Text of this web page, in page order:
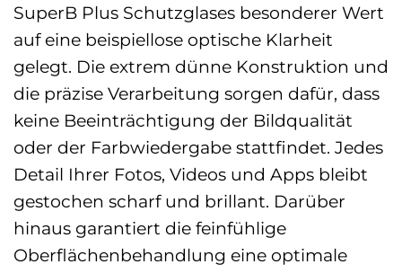
SuperB Plus Schutzglases besonderer Wert
auf eine beispiellose optische Klarheit
gelegt. Die extrem dünne Konstruktion und
die präzise Verarbeitung sorgen dafür, dass
keine Beeinträchtigung der Bildqualität
oder der Farbwiedergabe stattfindet. Jedes
Detail Ihrer Fotos, Videos und Apps bleibt
gestochen scharf und brillant. Darüber
hinaus garantiert die feinfühlige
Oberflächenbehandlung eine optimale